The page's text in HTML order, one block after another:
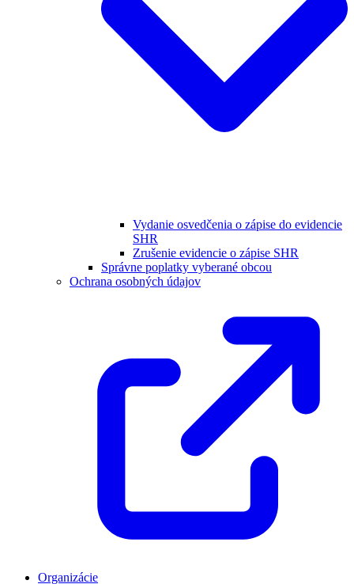
Vydanie osvedčenia o zápise do evidencie
SHR
Zrušenie evidencie o zápise SHR
Správne poplatky vyberané obcou
Ochrana osobných údajov
Organizácie